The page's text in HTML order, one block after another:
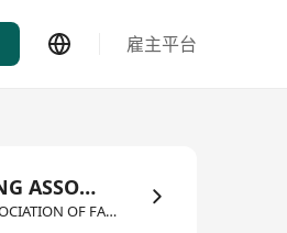
雇主平台
THE HONG KONG ASSOCIATION OF FAMILY OFFICE LIMITED
THE HONG KONG ASSOCIATION OF FAMILY OFFICE LIMITED·金融服務